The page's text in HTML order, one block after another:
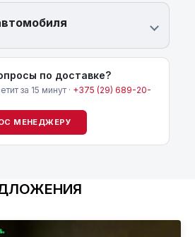
по доставке?
за 15 минут · +375 (29) 689-20-
МЕНЕДЖЕРУ